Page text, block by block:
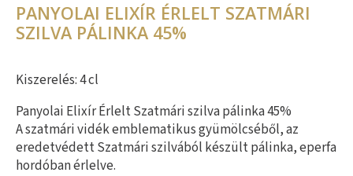
PANYOLAI ELIXÍR ÉRLELT SZATMÁRI
SZILVA PÁLINKA 45%
Kiszerelés: 4 cl
Panyolai Elixír Érlelt Szatmári szilva pálinka 45%
A szatmári vidék emblematikus gyümölcséből, az
eredetvédett Szatmári szilvából készült pálinka, eperfa
hordóban érlelve.